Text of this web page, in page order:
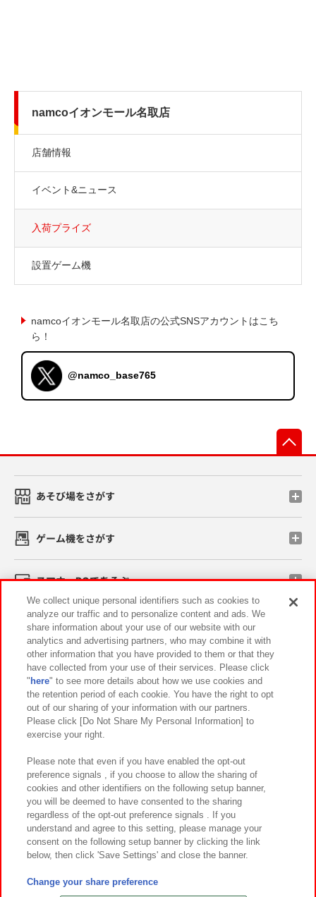
namcoイオンモール名取店
店舗情報
イベント&ニュース
入荷プライズ
設置ゲーム機
namcoイオンモール名取店の公式SNSアカウントはこち
ら！
@namco_base765
あそび場をさがす
ゲーム機をさがす
スマホ・PCであそぶ
イベント・キャンペーン
関連会社 サステナビリティ サイトポリシー
プライバシーポリシー ウェブアクセシビリティ方針と検証結果
お取引先さまとともに
カスタマーハラスメント対応方針 よくあるご質問・お問い合わせ
©Bandai Namco Amusement Inc.
©Bandai Namco Amusement Lab Inc.
We collect unique personal identifiers such as cookies to
analyze our traffic and to personalize content and ads. We
share information about your use of our website with our
analytics and advertising partners, who may combine it with
other information that you have provided to them or that they
have collected from your use of their services. Please click
" here" to see more details about how we use cookies and
the retention period of each cookie. You have the right to opt
out of our sharing of your information with our partners.
Please click [Do Not Share My Personal Information] to
exercise your right.
Please note that even if you have enabled the opt-out
preference signals , if you choose to allow the sharing of
cookies and other identifiers on the following setup banner,
you will be deemed to have consented to the sharing
regardless of the opt-out preference signals . If you
understand and agree to this setting, please manage your
consent on the following setup banner by clicking the link
below, then click 'Save Settings' and close the banner.
Change your share preference